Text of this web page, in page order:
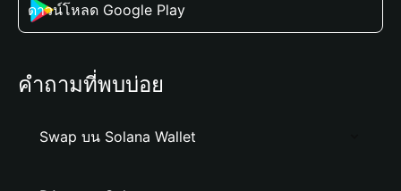
ดาวน์โหลด Google Play
คำถามที่พบบ่อย
Swap บน Solana Wallet